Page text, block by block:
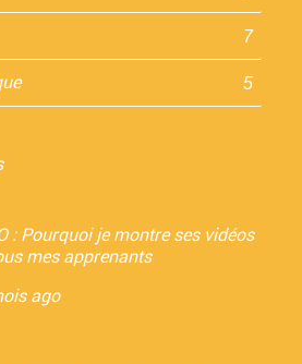
7
5
: Pourquoi je montre ses vidéos
mes apprenants
ago